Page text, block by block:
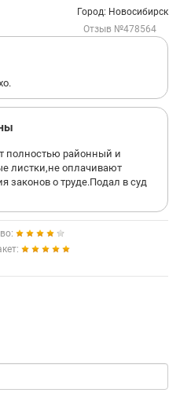
Город: Новосибирск
Отзыв №478564
полностью районный и
листки,не оплачивают
законов о труде.Подал в суд